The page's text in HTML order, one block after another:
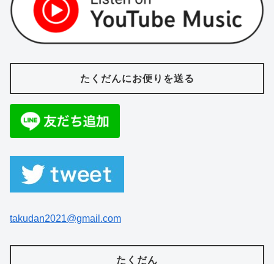
たくだんにお便りを送る
takudan2021@gmail.com
たくだん